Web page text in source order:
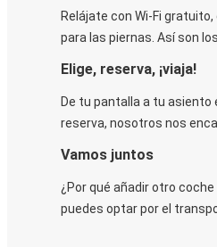
Relájate con Wi-Fi
para las piernas. Así son
Elige, reserva, ¡viaja!
De tu pantalla a tu asiento
reserva, nosotros nos
Vamos juntos
¿Por qué añadir otro
puedes optar por el